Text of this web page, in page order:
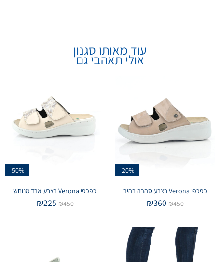
עוד מאותו סגנון
אולי תאהבי גם
-20%
כפכפי Verona בצבע סהרה בהיר
₪450
₪360
-50%
כפכפי Verona בצבע ארד מנוחש
₪450
₪225